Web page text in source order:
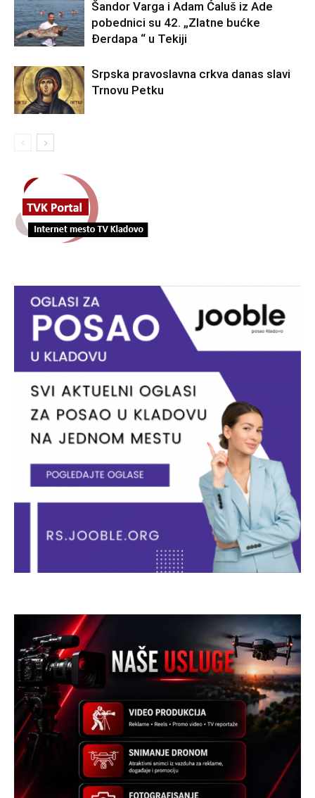
Šandor Varga i Adam Ćaluš iz Ade
pobednici su 42. „Zlatne bućke
Đerdapa “ u Tekiji
Srpska pravoslavna crkva danas slavi
Trnovu Petku